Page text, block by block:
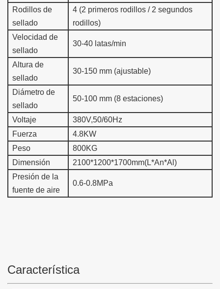
Rodillos de
sellado
4 (2 primeros rodillos / 2 segundos
rodillos)
Velocidad de
sellado
30-40 latas/min
Altura de
sellado
30-150 mm (ajustable)
Diámetro de
sellado
50-100 mm (8 estaciones)
Voltaje
380V,50/60Hz
Fuerza
4.8KW
Peso
800KG
Dimensión
2100*1200*1700mm(L*An*Al)
Presión de la
fuente de aire
0.6-0.8MPa
Característica